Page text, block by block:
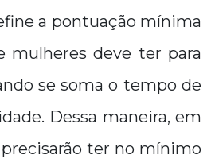
a pontuação mínima
mulheres deve ter para
se soma o tempo de
Dessa maneira, em
ter no mínimo